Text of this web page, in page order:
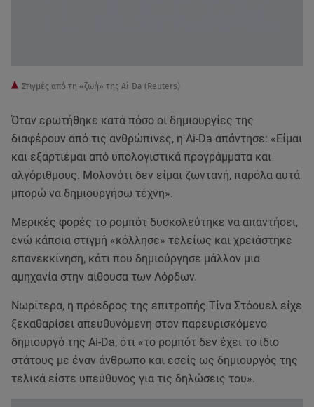
Στιγμές από τη «ζωή» της Ai-Da (Reuters)
Όταν ερωτήθηκε κατά πόσο οι δημιουργίες της
διαφέρουν από τις ανθρώπινες, η Ai-Da απάντησε: «Είμαι
και εξαρτιέμαι από υπολογιστικά προγράμματα και
αλγόριθμους. Μολονότι δεν είμαι ζωντανή, παρόλα αυτά
μπορώ να δημιουργήσω τέχνη».
Μερικές φορές το ρομπότ δυσκολεύτηκε να απαντήσει,
ενώ κάποια στιγμή «κόλλησε» τελείως και χρειάστηκε
επανεκκίνηση, κάτι που δημιούργησε μάλλον μια
αμηχανία στην αίθουσα των Λόρδων.
Νωρίτερα, η πρόεδρος της επιτροπής Τίνα Στόουελ είχε
ξεκαθαρίσει απευθυνόμενη στον παρευρισκόμενο
δημιουργό της Ai-Da, ότι «το ρομπότ δεν έχει το ίδιο
στάτους με έναν άνθρωπο και εσείς ως δημιουργός της
τελικά είστε υπεύθυνος για τις δηλώσεις του».